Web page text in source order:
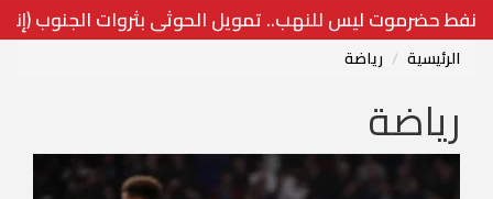
"انتقالي عدن" يدعو لعصيان مدني احتجاجاً على تدهور
الرئيسية رياضة
رياضة